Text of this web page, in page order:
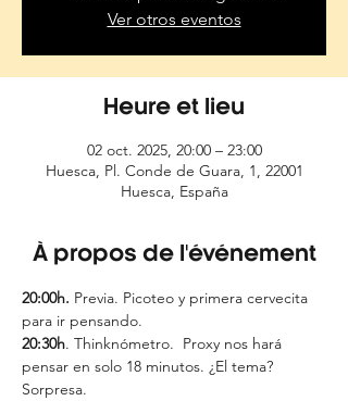
Ver otros eventos
Heure et lieu
02 oct. 2025, 20:00 – 23:00
Huesca, Pl. Conde de Guara, 1, 22001
Huesca, España
À propos de l'événement
20:00h. Previa. Picoteo y primera cervecita
para ir pensando.
20:30h. Thinknómetro.  Proxy nos hará
pensar en solo 18 minutos. ¿El tema?
Sorpresa.